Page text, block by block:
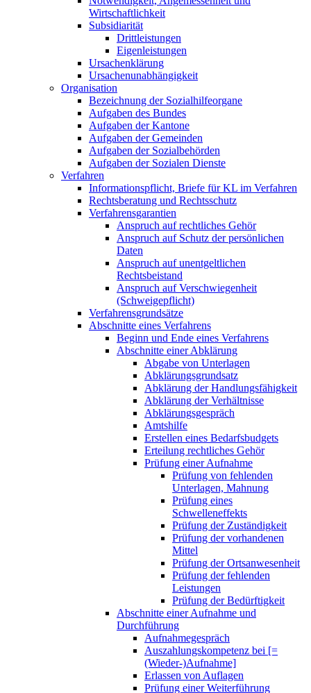
Wirtschaftlichkeit
Subsidiarität
Drittleistungen
Eigenleistungen
Ursachenklärung
Ursachenunabhängigkeit
Organisation
Bezeichnung der Sozialhilfeorgane
Aufgaben des Bundes
Aufgaben der Kantone
Aufgaben der Gemeinden
Aufgaben der Sozialbehörden
Aufgaben der Sozialen Dienste
Verfahren
Informationspflicht, Briefe für KL im Verfahren
Rechtsberatung und Rechtsschutz
Verfahrensgarantien
Anspruch auf rechtliches Gehör
Anspruch auf Schutz der persönlichen
Daten
Anspruch auf unentgeltlichen
Rechtsbeistand
Anspruch auf Verschwiegenheit
(Schweigepflicht)
Verfahrensgrundsätze
Abschnitte eines Verfahrens
Beginn und Ende eines Verfahrens
Abschnitte einer Abklärung
Abgabe von Unterlagen
Abklärungsgrundsatz
Abklärung der Handlungsfähigkeit
Abklärung der Verhältnisse
Abklärungsgespräch
Amtshilfe
Erstellen eines Bedarfsbudgets
Erteilung rechtliches Gehör
Prüfung einer Aufnahme
Prüfung von fehlenden
Unterlagen, Mahnung
Prüfung eines
Schwelleneffekts
Prüfung der Zuständigkeit
Prüfung der vorhandenen
Mittel
Prüfung der Ortsanwesenheit
Prüfung der fehlenden
Leistungen
Prüfung der Bedürftigkeit
Abschnitte einer Aufnahme und
Durchführung
Aufnahmegespräch
Auszahlungskompetenz bei [=
(Wieder-)Aufnahme]
Erlassen von Auflagen
Prüfung einer Weiterführung